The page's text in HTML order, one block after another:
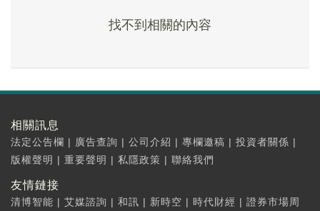
找不到相關的內容
相關訊息
法定公告欄 | 廣告查詢 | 公司介紹 | 專欄邀稿 | 投資者關係 |
版權聲明 | 重要聲明 | 私隱政策 | 聯絡我們
友情鏈接
清博智能 | 艾媒諮詢 | 和訊 | 新時空 | 時代財經 | 證券市場周